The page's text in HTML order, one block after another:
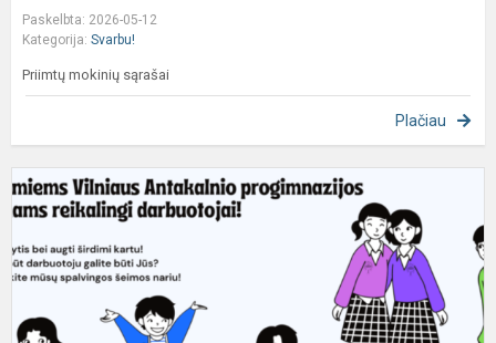
Paskelbta: 2026-05-12
Kategorija: Svarbu!
Priimtų mokinių sąrašai
Plačiau